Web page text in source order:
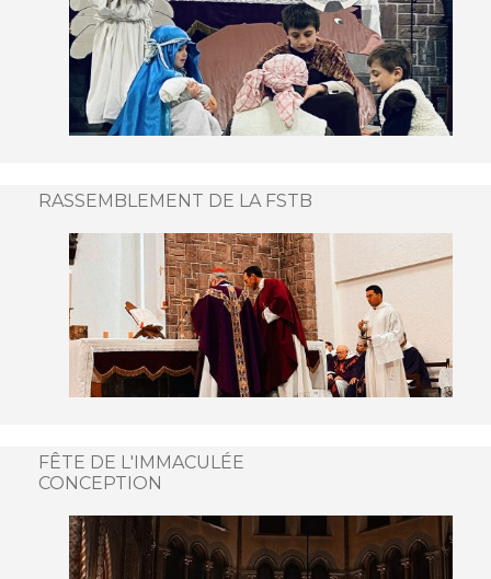
RASSEMBLEMENT DE LA FSTB
FÊTE DE L'IMMACULÉE
CONCEPTION